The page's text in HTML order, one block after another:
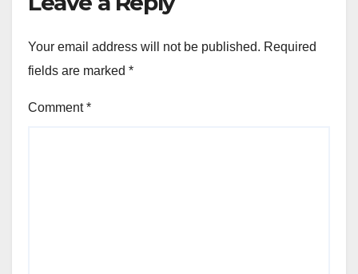
Your email address will not be published. Required
fields are marked *
Comment*